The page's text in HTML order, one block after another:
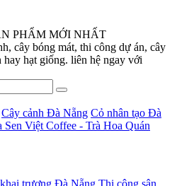
PHẨM MỚI NHẤT
cây bóng mát, thi công dự án, cây
hạt giống. liên hệ ngay với
Cây cảnh Đà Nẵng Cỏ nhân tạo Đà
Sen Việt Coffee - Trà Hoa Quán